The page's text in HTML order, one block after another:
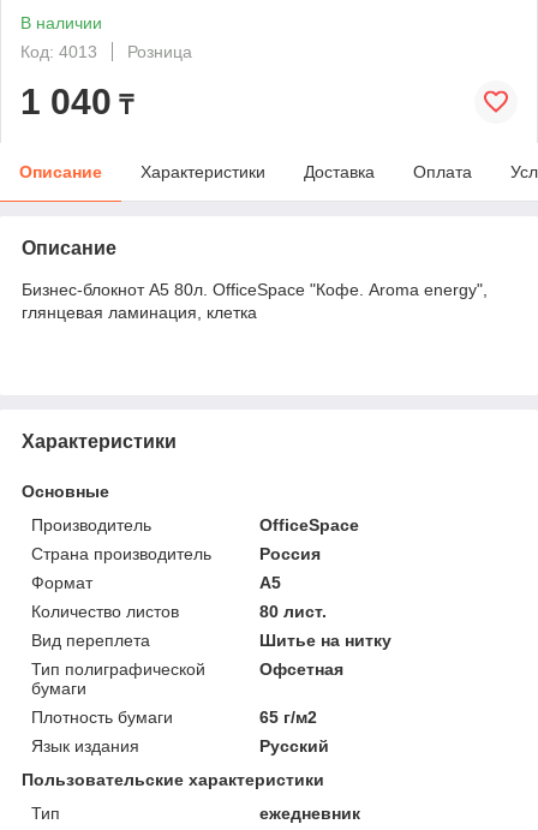
В наличии
Код: 4013
Розница
1 040 ₸
Описание Характеристики Доставка Оплата
Описание
Бизнес-блокнот А5 80л. OfficeSpace "Кофе. Aroma energy",
глянцевая ламинация, клетка
Характеристики
Основные
Производитель
OfficeSpace
Страна производитель
Россия
Формат
A5
Количество листов
80 лист.
Вид переплета
Шитье на нитку
Тип полиграфической
бумаги
Офсетная
Плотность бумаги
65 г/м2
Язык издания
Русский
Пользовательские характеристики
Тип
ежедневник